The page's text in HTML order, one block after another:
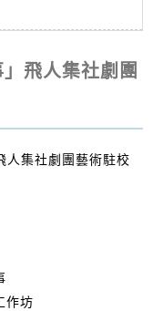
飛人集社劇團
人集社劇團藝術駐校
作坊